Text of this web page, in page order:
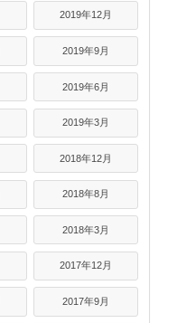
2019年12月
2019年9月
2019年6月
2019年3月
2018年12月
2018年8月
2018年3月
2017年12月
2017年9月